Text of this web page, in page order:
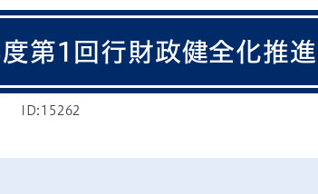
第1回行財政健全化推
ID:15262